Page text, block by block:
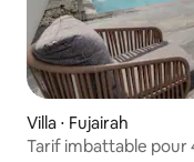
Villa ⋅ Fujairah
Tarif imbattable pour